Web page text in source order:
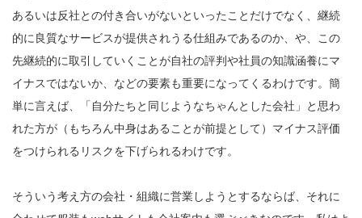
あるいは反社との付き合いがないといったことだけでなく、継続
的に良質なサービスが提供されうる仕組みであるのか、や、この
先継続的に取引していくことが自社の評判や社員の知識涵養にマ
イナスではないか、などの要素も重要になってくるわけです。簡
単に言えば、「自分たちと同じようなちゃんとした会社」と思わ
れた方が（もちろん中身はあることが前提として）マイナス評価
をつけられるリスクを下げられるわけです。
そういう考え方の会社・組織に営業しようとするならば、それに